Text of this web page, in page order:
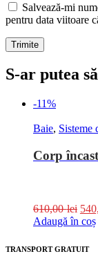
Salvează-mi
pentru data viitoare
S-ar putea
-11%
Baie, Sisteme
Corp
610,00lei
Adaugă în coș
TRANSPORT GRATUIT